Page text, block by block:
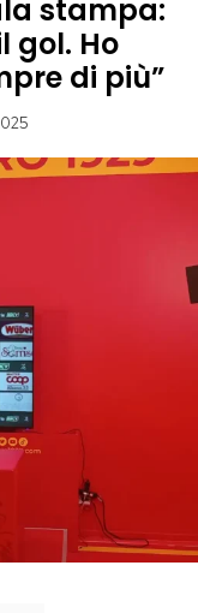
stampa:
gol. Ho
di più”